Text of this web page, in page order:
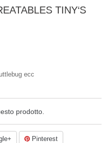
TINY‘S
ecc
prodotto.
Pinterest